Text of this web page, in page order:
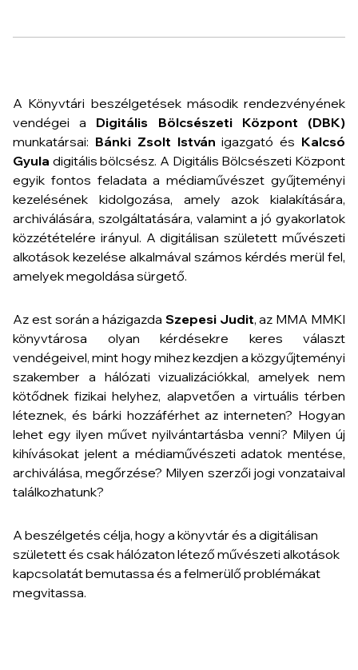
A Könyvtári beszélgetésekmásodik rendezvényének
vendégei a Digitális Bölcsészeti Központ (DBK)
munkatársai: Bánki Zsolt István igazgató és Kalcsó
Gyula digitális bölcsész. A Digitális Bölcsészeti Központ
egyik fontos feladata a médiaművészet gyűjteményi
kezelésének kidolgozása, amely azok kialakítására,
archiválására, szolgáltatására, valamint a jó gyakorlatok
közzétételére irányul. A digitálisan született művészeti
alkotások kezelése alkalmával számos kérdés merül fel,
amelyek megoldása sürgető.
Az est során a házigazda Szepesi Judit, az MMA MMKI
könyvtárosa olyan kérdésekre keres választ
vendégeivel, mint hogy mihez kezdjen a közgyűjteményi
szakember a hálózati vizualizációkkal, amelyek nem
kötődnek fizikai helyhez, alapvetően a virtuális térben
léteznek, és bárki hozzáférhet az interneten? Hogyan
lehet egy ilyen művet nyilvántartásba venni? Milyen új
kihívásokat jelent a médiaművészeti adatok mentése,
archiválása, megőrzése? Milyen szerzői jogi vonzataival
találkozhatunk?
A beszélgetés célja, hogy a könyvtár és a digitálisan
született és csak hálózaton létező művészeti alkotások
kapcsolatát bemutassa és a felmerülő problémákat
megvitassa.